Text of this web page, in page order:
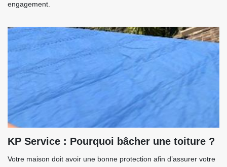
engagement.
KP Service : Pourquoi bâcher une toiture ?
Votre maison doit avoir une bonne protection afin d’assurer votre